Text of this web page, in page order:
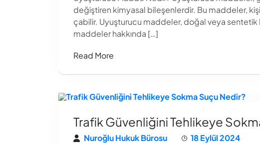
değiştiren kimyasal bileşenlerdir. Bu maddeler,
çabilir. Uyuşturucu maddeler, doğal veya
maddeler hakkında […]
Read More
Trafik Güvenliğini Tehlikeye
Nuroğlu Hukuk Bürosu
18 Eylül 2024